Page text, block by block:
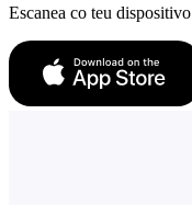
Escanea co teu